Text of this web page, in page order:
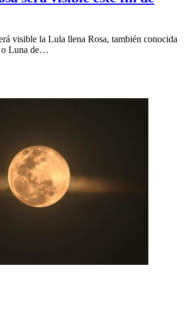
visible la Lula llena Rosa, también conocida
o Luna de…